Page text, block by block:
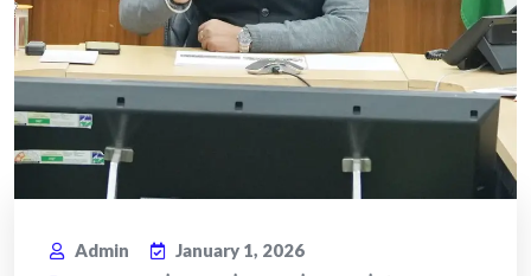
Admin
January 1, 2026